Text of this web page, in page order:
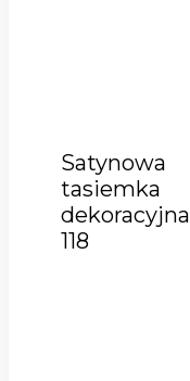
Satynowa
tasiemka
dekoracyjna
118